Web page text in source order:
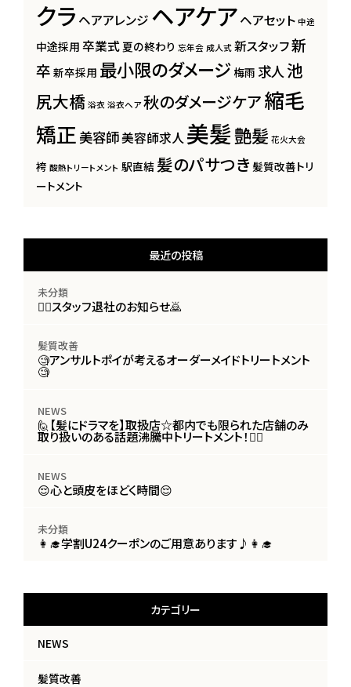
クラ ヘアアレンジ ヘアケアヘアセット 中途
中途採用 卒業式夏の終わり 忘年会 成人式 新スタッフ新
卒 新卒採用 最小限のダメージ梅雨 求人 池
尻大橋 浴衣 浴衣ヘア 秋のダメージケア縮毛
矯正 美容師美容師求人美髪艶髪 花火大会
袴 酸熱トリートメント 駅直結 髪のパサつき 髪質改善トリ
ートメント
最近の投稿
未分類
🙇‍♀️スタッフ退社のお知らせ🙇
髪質改善
🧐アンサルトポイが考えるオーダーメイドトリートメント
🧐
NEWS
🙋【髪にドラマを】取扱店☆都内でも限られた店舗のみ
取り扱いのある話題沸騰中トリートメント！🙋‍♀️
NEWS
😌心と頭皮をほどく時間😌
未分類
👩‍🎓学割U24クーポンのご用意あります♪👩‍🎓
カテゴリー
NEWS
髪質改善